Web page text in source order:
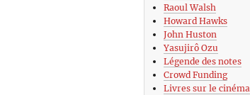
Raoul Walsh
Howard Hawks
John Huston
Yasujirô Ozu
Légende des notes
Crowd Funding
Livres sur le cinéma